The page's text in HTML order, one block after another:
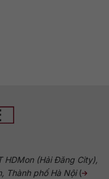
HDMon (Hải Đăng City),
Thành phố Hà Nội(